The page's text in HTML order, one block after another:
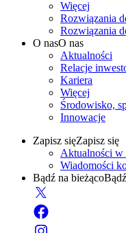
Więcej
Rozwiązania
Rozwiązania
O nasO nas
Aktualności
Relacje
Kariera
Więcej
Środowisko,
Innowacje
Zapisz sięZapisz się
Aktualności w
Wiadomości
Bądź na bieżąco